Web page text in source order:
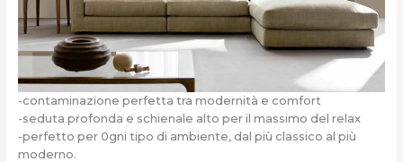
-contaminazione perfetta tra modernità e comfort
-seduta profonda e schienale alto per il massimo del relax
-perfetto per 0gni tipo di ambiente, dal più classico al più
moderno.